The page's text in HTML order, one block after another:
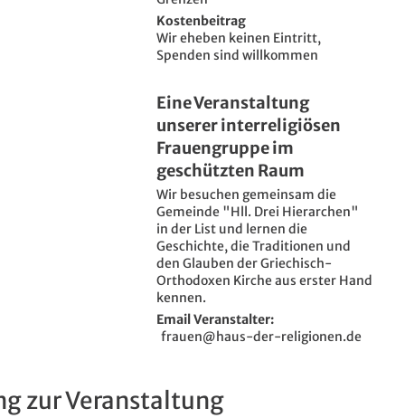
Kostenbeitrag
Wir eheben keinen Eintritt,
Spenden sind willkommen
Eine Veranstaltung
unserer interreligiösen
Frauengruppe im
geschützten Raum
Wir besuchen gemeinsam die
Gemeinde "Hll. Drei Hierarchen"
in der List und lernen die
Geschichte, die Traditionen und
den Glauben der Griechisch-
Orthodoxen Kirche aus erster Hand
kennen.
Email Veranstalter
frauen@haus-der-religionen.de
zur Veranstaltung